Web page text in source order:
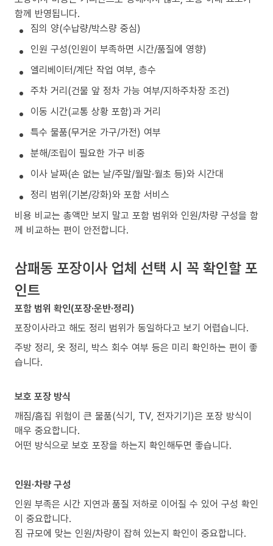
함께 반영됩니다.
짐의 양(수납량/박스량 중심)
인원 구성(인원이 부족하면 시간/품질에 영향)
엘리베이터/계단 작업 여부, 층수
주차 거리(건물 앞 정차 가능 여부/지하주차장 조건)
이동 시간(교통 상황 포함)과 거리
특수 물품(무거운 가구/가전) 여부
분해/조립이 필요한 가구 비중
이사 날짜(손 없는 날/주말/월말·월초 등)와 시간대
정리 범위(기본/강화)와 포함 서비스
비용 비교는 총액만 보지 말고 포함 범위와 인원/차량 구성을 함
께 비교하는 편이 안전합니다.
삼패동 포장이사 업체 선택 시 꼭 확인할 포
인트
포함 범위 확인(포장·운반·정리)
포장이사라고 해도 정리 범위가 동일하다고 보기 어렵습니다.
주방 정리, 옷 정리, 박스 회수 여부 등은 미리 확인하는 편이 좋
습니다.
보호 포장 방식
깨짐/흠집 위험이 큰 물품(식기, TV, 전자기기)은 포장 방식이
매우 중요합니다.
어떤 방식으로 보호 포장을 하는지 확인해두면 좋습니다.
인원·차량 구성
인원 부족은 시간 지연과 품질 저하로 이어질 수 있어 구성 확인
이 중요합니다.
짐 규모에 맞는 인원/차량이 잡혀 있는지 확인이 중요합니다.